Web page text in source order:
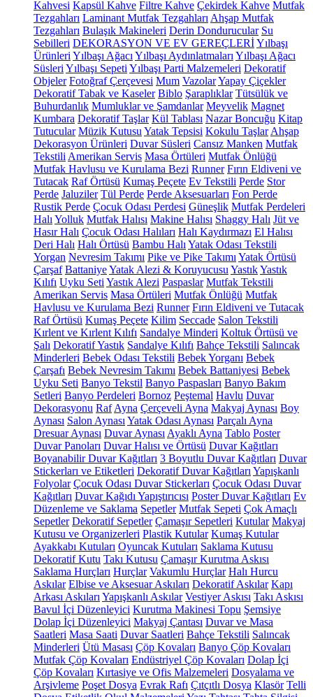
Kahvesi Kapsül Kahve Filtre Kahve Çekirdek Kahve Mutfak
Tezgahları Laminant Mutfak Tezgahları Ahşap Mutfak
Tezgahları Bulaşık Makineleri Derin Dondurucular Su
Sebilleri DEKORASYON VE EV GEREÇLERİYılbaşı
Ürünleri Yılbaşı Ağacı Yılbaşı Aydınlatmaları Yılbaşı Ağacı
Süsleri Yılbaşı Sepeti Yılbaşı Parti Malzemeleri Dekoratif
Objeler Fotoğraf Çerçevesi Mum VazolarYapay Çiçekler
Dekoratif Tabak ve Kaseler Biblo Şaraplıklar Tütsülük ve
Buhurdanlık Mumluklar ve Şamdanlar Meyvelik Magnet
Kumbara Dekoratif Taşlar Kül Tablası Nazar Boncuğu Kitap
Tutucular Müzik Kutusu Yatak Tepsisi Kokulu Taşlar Ahşap
Dekorasyon Ürünleri Duvar Süsleri Cansız Manken Mutfak
Tekstili Amerikan Servis Masa Örtüleri Mutfak Önlüğü
Mutfak Havlusu ve Kurulama Bezi Runner Fırın Eldiveni ve
Tutacak Raf Örtüsü Kumaş Peçete Ev Tekstili Perde Stor
Perde Jaluziler Tül Perde Perde Aksesuarları Fon Perde
Rustik Perde Çocuk Odası Perdesi Güneşlik Mutfak Perdeleri
Halı Yolluk Mutfak Halısı Makine Halısı Shaggy Halı Jüt ve
Hasır Halı Çocuk Odası Halıları Halı Kaydırmazı El Halısı
Deri Halı Halı Örtüsü Bambu Halı Yatak Odası Tekstili
Yorgan Nevresim Takımı Pike ve Pike Takımı Yatak Örtüsü
Çarşaf BattaniyeYatak Alezi & Koruyucusu YastıkYastık
Kılıfı Uyku Seti Yastık Alezi Paspaslar Mutfak Tekstili
Amerikan Servis Masa Örtüleri Mutfak Önlüğü Mutfak
Havlusu ve Kurulama Bezi Runner Fırın Eldiveni ve Tutacak
Raf Örtüsü Kumaş Peçete Kilim Seccade Salon Tekstili
Kırlent ve Kırlent Kılıfı Sandalye Minderi Koltuk Örtüsü ve
Şalı Dekoratif Yastık Sandalye Kılıfı Bahçe Tekstili Salıncak
Minderleri Bebek Odası Tekstili Bebek Yorganı Bebek
Çarşafı Bebek Nevresim Takımı Bebek Battaniyesi Bebek
Uyku Seti Banyo Tekstil Banyo Paspasları Banyo Bakım
Setleri Banyo Perdeleri Bornoz Peştemal Havlu Duvar
Dekorasyonu Raf Ayna Çerçeveli Ayna Makyaj Aynası Boy
Aynası Salon Aynası Yatak Odası Aynası Parçalı Ayna
Dresuar Aynası Duvar Aynası Ayaklı Ayna Tablo Poster
Duvar Panoları Duvar Halısı ve Örtüsü Duvar Kağıtları
Boyanabilir Duvar Kağıtları 3 Boyutlu Duvar Kağıtları Duvar
Stickerları ve Etiketleri Dekoratif Duvar Kağıtları Yapışkanlı
Folyolar Çocuk Odası Duvar Stickerları Çocuk Odası Duvar
Kağıtları Duvar Kağıdı Yapıştırıcısı Poster Duvar Kağıtları Ev
Düzenleme ve Saklama Sepetler Mutfak Sepeti Çok Amaçlı
Sepetler Dekoratif Sepetler Çamaşır Sepetleri Kutular Makyaj
Kutusu ve Organizerleri Plastik Kutular Kumaş Kutular
Ayakkabı Kutuları Oyuncak Kutuları Saklama Kutusu
Dekoratif Kutu Takı Kutusu Çamaşır Kurutma Askısı
Saklama Hurçları Hurçlar Vakumlu Hurçlar Halı Hurcu
Askılar Elbise ve Aksesuar Askıları Dekoratif Askılar Kapı
Arkası Askıları Yapışkanlı Askılar Vestiyer Askısı Takı Askısı
Bavul İçi Düzenleyici Kurutma Makinesi Topu Şemsiye
Dolap İçi Düzenleyici Makyaj Çantası Duvar ve Masa
Saatleri Masa Saati Duvar Saatleri Bahçe Tekstili Salıncak
Minderleri Ütü Masası Çöp Kovaları Banyo Çöp Kovaları
Mutfak Çöp Kovaları Endüstriyel Çöp Kovaları Dolap İçi
Çöp Kovaları Kırtasiye ve Ofis Malzemeleri Dosyalama ve
Arşivleme Poşet Dosya Evrak Rafı Çıtçıtlı Dosya Klasör Telli